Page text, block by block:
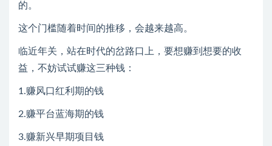
的。
这个门槛随着时间的推移，会越来越高。
临近年关，站在时代的岔路口上，要想赚到想要的收
益，不妨试试赚这三种钱：
1.赚风口红利期的钱
2.赚平台蓝海期的钱
3.赚新兴早期项目钱